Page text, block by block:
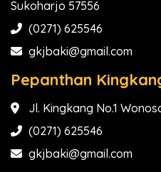
Sukoharjo 57556
(0271) 625546
gkjbaki@gmail.com
Pepanthan
Jl. Kingkang No.1
(0271) 625546
gkjbaki@gmail.com